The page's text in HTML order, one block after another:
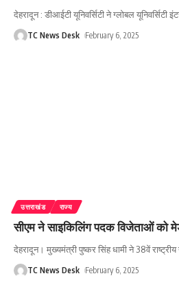
देहरादून : डीआईटी यूनिवर्सिटी ने ग्लोबल
TC News Desk February 6, 2025
उत्तराखंड राज्य
सीएम ने साइकिलिंग पदक विजेताओं को
देहरादून। मुख्यमंत्री पुष्कर सिंह धामी ने 38वें
TC News Desk February 6, 2025